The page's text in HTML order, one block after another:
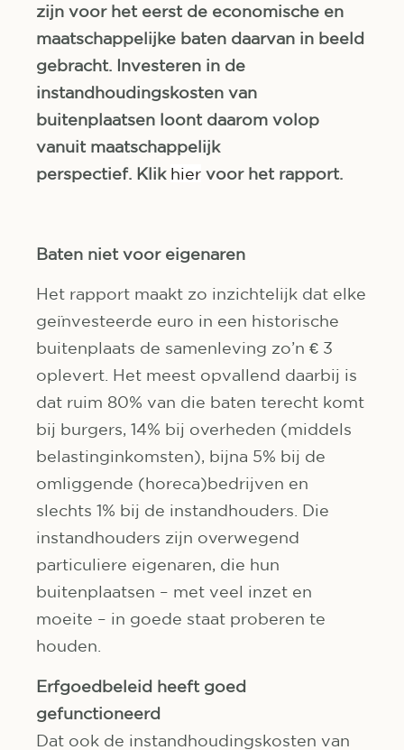
zijn voor het eerst de economische en
maatschappelijke baten daarvan in beeld
gebracht. Investeren in de
instandhoudingskosten van
buitenplaatsen loont daarom volop
vanuit maatschappelijk
perspectief. Klik hier voor het rapport.
Baten niet voor eigenaren
Het rapport maakt zo inzichtelijk dat elke
geïnvesteerde euro in een historische
buitenplaats de samenleving zo’n € 3
oplevert. Het meest opvallend daarbij is
dat ruim 80% van die baten terecht komt
bij burgers, 14% bij overheden (middels
belastinginkomsten), bijna 5% bij de
omliggende (horeca)bedrijven en
slechts 1% bij de instandhouders. Die
instandhouders zijn overwegend
particuliere eigenaren, die hun
buitenplaatsen – met veel inzet en
moeite – in goede staat proberen te
houden.
Erfgoedbeleid heeft goed
gefunctioneerd
Dat ook de instandhoudingskosten van